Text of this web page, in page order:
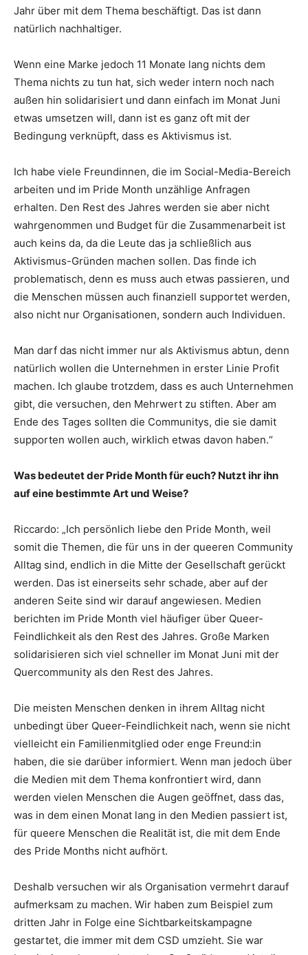
Jahr über mit dem Thema beschäftigt. Das ist dann
natürlich nachhaltiger.
Wenn eine Marke jedoch 11 Monate lang nichts dem
Thema nichts zu tun hat, sich weder intern noch nach
außen hin solidarisiert und dann einfach im Monat Juni
etwas umsetzen will, dann ist es ganz oft mit der
Bedingung verknüpft, dass es Aktivismus ist.
Ich habe viele Freundinnen, die im Social-Media-Bereich
arbeiten und im Pride Month unzählige Anfragen
erhalten. Den Rest des Jahres werden sie aber nicht
wahrgenommen und Budget für die Zusammenarbeit ist
auch keins da, da die Leute das ja schließlich aus
Aktivismus-Gründen machen sollen. Das finde ich
problematisch, denn es muss auch etwas passieren, und
die Menschen müssen auch finanziell supportet werden,
also nicht nur Organisationen, sondern auch Individuen.
Man darf das nicht immer nur als Aktivismus abtun, denn
natürlich wollen die Unternehmen in erster Linie Profit
machen. Ich glaube trotzdem, dass es auch Unternehmen
gibt, die versuchen, den Mehrwert zu stiften. Aber am
Ende des Tages sollten die Communitys, die sie damit
supporten wollen auch, wirklich etwas davon haben.“
Was bedeutet der Pride Month für euch? Nutzt ihr ihn
auf eine bestimmte Art und Weise?
Riccardo: „Ich persönlich liebe den Pride Month, weil
somit die Themen, die für uns in der queeren Community
Alltag sind, endlich in die Mitte der Gesellschaft gerückt
werden. Das ist einerseits sehr schade, aber auf der
anderen Seite sind wir darauf angewiesen. Medien
berichten im Pride Month viel häufiger über Queer-
Feindlichkeit als den Rest des Jahres. Große Marken
solidarisieren sich viel schneller im Monat Juni mit der
Quercommunity als den Rest des Jahres.
Die meisten Menschen denken in ihrem Alltag nicht
unbedingt über Queer-Feindlichkeit nach, wenn sie nicht
vielleicht ein Familienmitglied oder enge Freund:in
haben, die sie darüber informiert. Wenn man jedoch über
die Medien mit dem Thema konfrontiert wird, dann
werden vielen Menschen die Augen geöffnet, dass das,
was in dem einen Monat lang in den Medien passiert ist,
für queere Menschen die Realität ist, die mit dem Ende
des Pride Months nicht aufhört.
Deshalb versuchen wir als Organisation vermehrt darauf
aufmerksam zu machen. Wir haben zum Beispiel zum
dritten Jahr in Folge eine Sichtbarkeitskampagne
gestartet, die immer mit dem CSD umzieht. Sie war